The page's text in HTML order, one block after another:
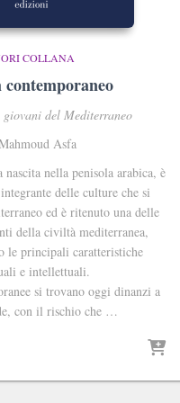
COLLANA
contemporaneo
del Mediterraneo
Asfa
nella penisola arabica, è
delle culture che si
ed è ritenuto una delle
della civiltà mediterranea,
le principali caratteristiche
e intellettuali.
si trovano oggi dinanzi a
con il rischio che …